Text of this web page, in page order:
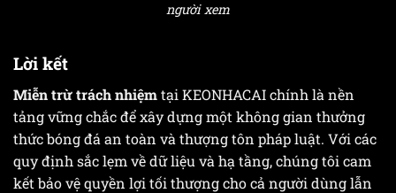
người xem
Lời kết
Miễn trừ trách nhiệmtại KEONHACAI chính là nền
tảng vững chắc để xây dựng một không gian thưởng
thức bóng đá an toàn và thượng tôn pháp luật. Với các
quy định sắc lẹm về dữ liệu và hạ tầng, chúng tôi cam
kết bảo vệ quyền lợi tối thượng cho cả người dùng lẫn